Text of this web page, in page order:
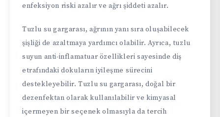
enfeksiyon riski azalır ve ağrı şiddeti azalır.
Tuzlu su gargarası, ağrının yanı sıra oluşabilecek
şişliği de azaltmaya yardımcı olabilir. Ayrıca, tuzlu
suyun anti-inflamatuar özellikleri sayesinde diş
etrafındaki dokuların iyileşme sürecini
destekleyebilir. Tuzlu su gargarası, doğal bir
dezenfektan olarak kullanılabilir ve kimyasal
içermeyen bir seçenek olmasıyla da tercih